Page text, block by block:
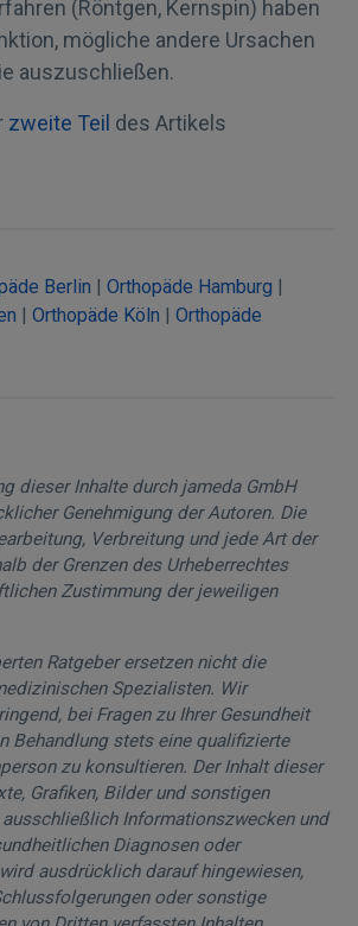
(Röntgen, Kernspin) haben
mögliche andere Ursachen
auszuschließen.
zweite Teil des Artikels
Berlin Orthopäde Hamburg
Orthopäde Köln
Orthopäde
dieser Inhalte durch jameda GmbH
Genehmigung der Autoren. Die
Verbreitung und jede Art der
der Grenzen des Urheberrechtes
Zustimmung der jeweiligen
Ratgeber ersetzen nicht die
Spezialisten. Wir
bei Fragen zu Ihrer Gesundheit
Behandlung stets eine qualifizierte
zu konsultieren. Der Inhalt dieser
Grafiken, Bilder und sonstigen
Informationszwecken und
Diagnosen oder
ausdrücklich darauf hingewiesen,
oder sonstige